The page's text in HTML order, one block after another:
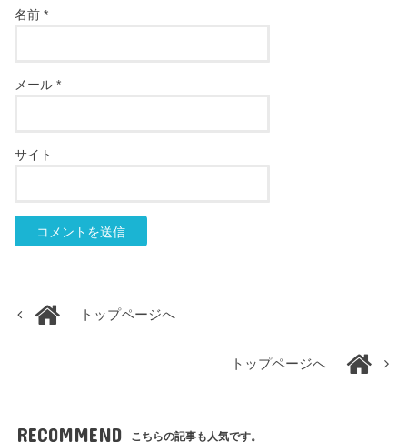
名前*
メール*
サイト
トップページへ
トップページへ
RECOMMEND こちらの記事も人気です。